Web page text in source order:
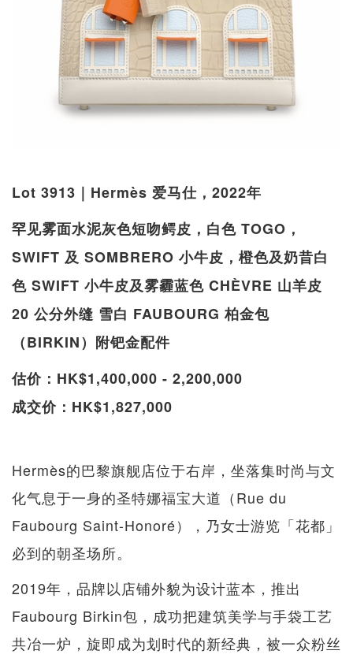
Lot 3913｜Hermès 爱马仕，2022年
罕见雾面水泥灰色短吻鳄皮，白色 TOGO，
SWIFT 及 SOMBRERO 小牛皮，橙色及奶昔白
色 SWIFT 小牛皮及雾霾蓝色 CHÈVRE 山羊皮
20 公分外缝 雪白 FAUBOURG 柏金包
（BIRKIN）附钯金配件
估价：HK$1,400,000 - 2,200,000
成交价：HK$1,827,000
Hermès的巴黎旗舰店位于右岸，坐落集时尚与文
化气息于一身的圣特娜福宝大道（Rue du
Faubourg Saint-Honoré），乃女士游览「花都」
必到的朝圣场所。
2019年，品牌以店铺外貌为设计蓝本，推出
Faubourg Birkin包，成功把建筑美学与手袋工艺
共冶一炉，旋即成为划时代的新经典，被一众粉丝